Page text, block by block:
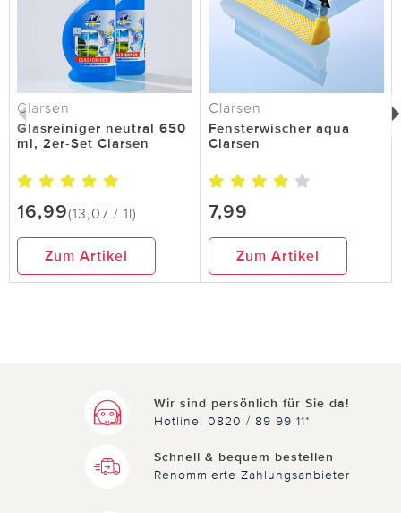
Clarsen
Glasreiniger neutral 650
ml, 2er-Set Clarsen
16,99(13,07 / 1l)
Zum Artikel
Clarsen
Fensterwischer aqua
Clarsen
7,99
Zum Artikel
Wir sind persönlich für Sie da!
Hotline: 0820 / 89 99 11*
Schnell & bequem bestellen
Renommierte Zahlungsanbieter